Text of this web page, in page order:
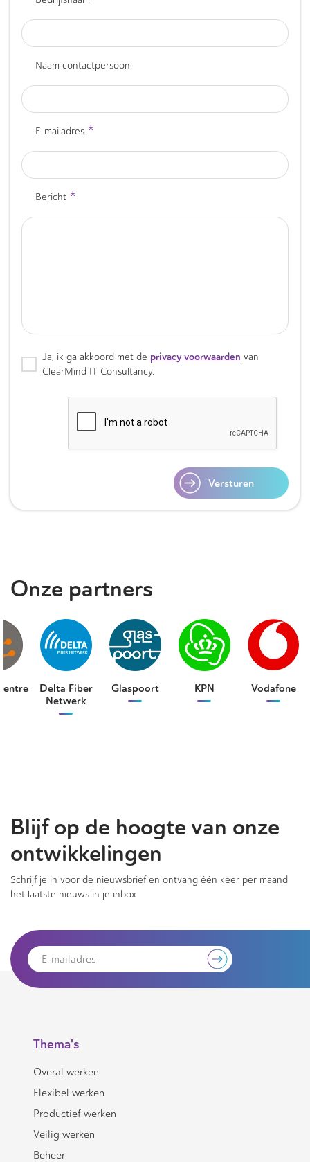
Naam contactpersoon
E-mailadres *
Bericht *
Ja, ik ga akkoord met de privacy voorwaarden van
ClearMind IT Consultancy.
Versturen
Onze partners
Delta Fiber
Netwerk
Glaspoort KPN Vodafone
Blijf op de hoogte van onze
ontwikkelingen
Schrijf je in voor de nieuwsbrief en ontvang één keer per maand
het laatste nieuws in je inbox.
Thema's
Overal werken
Flexibel werken
Productief werken
Veilig werken
Beheer